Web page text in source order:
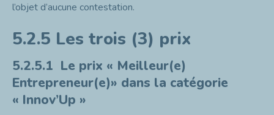
l’objet d’aucune contestation.
5.2.5 Les trois (3) prix
5.2.5.1 Le prix « Meilleur(e)
Entrepreneur(e)» dans la catégorie
« Innov’Up »